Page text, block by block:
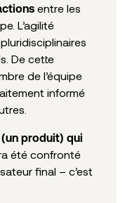
entre les
L’agilité
De cette
de l’équipe
informé
produit) qui
été confronté
final – c’est